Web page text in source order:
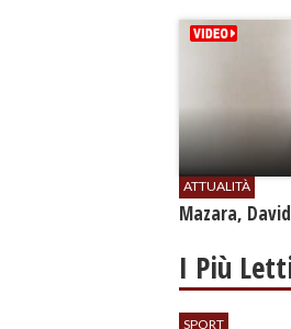
ATTUALITÀ
Mazara,
I Più
SPORT